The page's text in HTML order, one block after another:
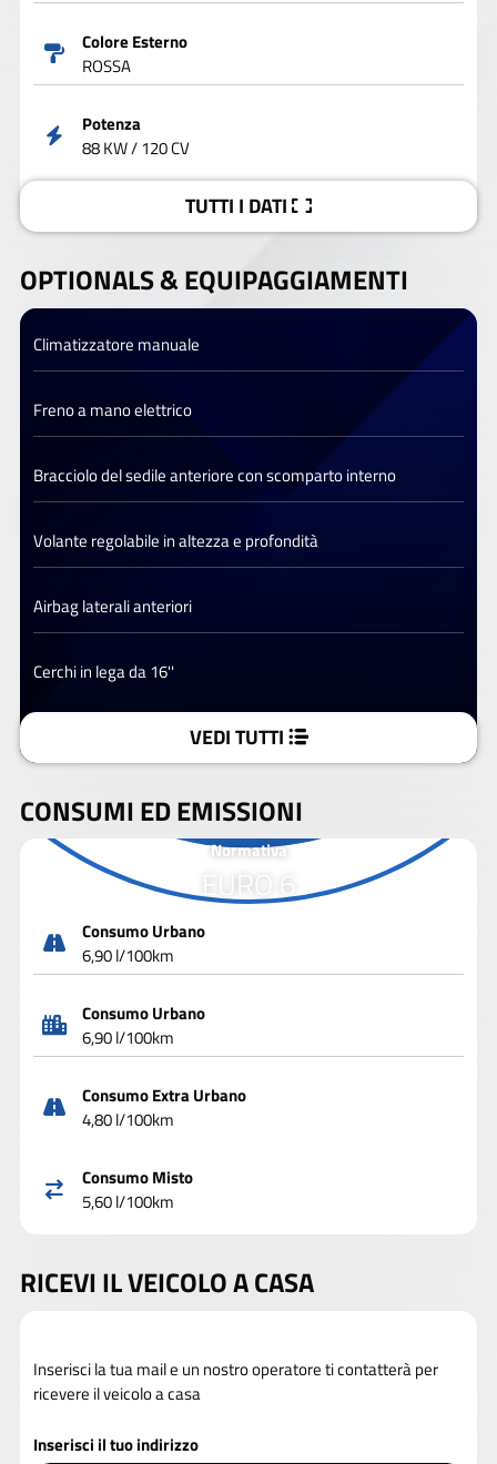
Colore Esterno
ROSSA
Potenza
88 KW / 120 CV
TUTTI I DATI
OPTIONALS &EQUIPAGGIAMENTI
Climatizzatore manuale
Freno a mano elettrico
Bracciolo del sedile anteriore con scomparto interno
Volante regolabile in altezza e profondità
Airbag laterali anteriori
Cerchi in lega da 16''
VEDI TUTTI
CONSUMI ED EMISSIONI
Normativa
EURO 6
Consumo Urbano
6,90 l/100km
Consumo Urbano
6,90 l/100km
Consumo Extra Urbano
4,80 l/100km
Consumo Misto
5,60 l/100km
RICEVI IL VEICOLO A CASA
Inserisci la tua mail e un nostro operatore ti contatterà per
ricevere il veicolo a casa
Inserisci il tuo indirizzo